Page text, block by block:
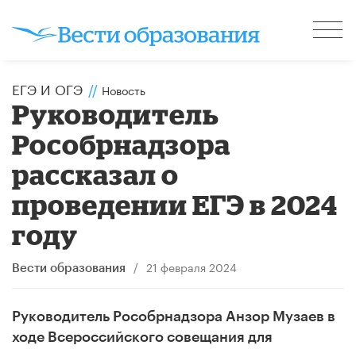
ЕГЭ И ОГЭ // Новость
Руководитель
Рособрнадзора
рассказал о
проведении ЕГЭ в 2024
году
Вести образования / 21 февраля 2024
Руководитель Рособрнадзора Анзор Музаев в
ходе Всероссийского совещания для